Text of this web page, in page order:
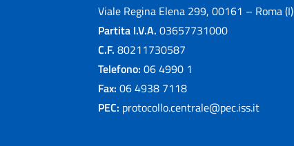
Viale Regina Elena 299, 00161 – Roma (I)
Partita I.V.A. 03657731000
C.F. 80211730587
Telefono: 06 4990 1
Fax: 06 4938 7118
PEC: protocollo.centrale@pec.iss.it